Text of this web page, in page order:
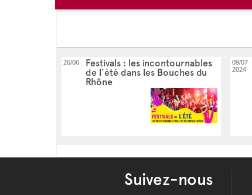
26/06
Festivals : les incontournables
de l'été dans les Bouches du
Rhône
09/07
2024
Suivez-nous